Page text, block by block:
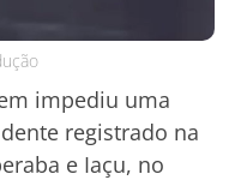
impediu uma
registrado na
e Iaçu, no